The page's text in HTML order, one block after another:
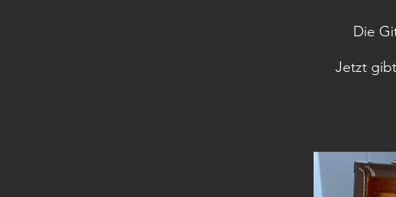
Die
Jetzt